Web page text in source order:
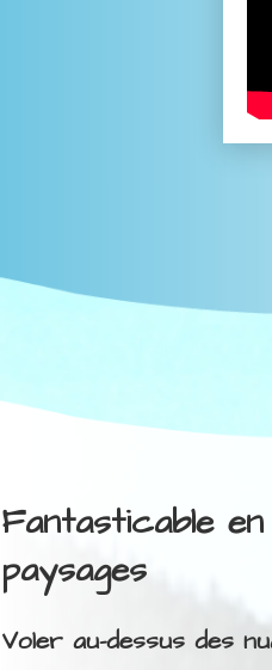
Fantasticable
paysages
Voler au-dessus des